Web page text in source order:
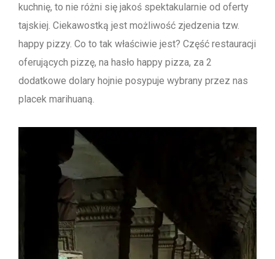
kuchnię, to nie różni się jakoś spektakularnie od oferty
tajskiej. Ciekawostką jest możliwość zjedzenia tzw.
happy pizzy. Co to tak właściwie jest? Część restauracji
oferujących pizzę, na hasło happy pizza, za 2
dodatkowe dolary hojnie posypuje wybrany przez nas
placek marihuaną.